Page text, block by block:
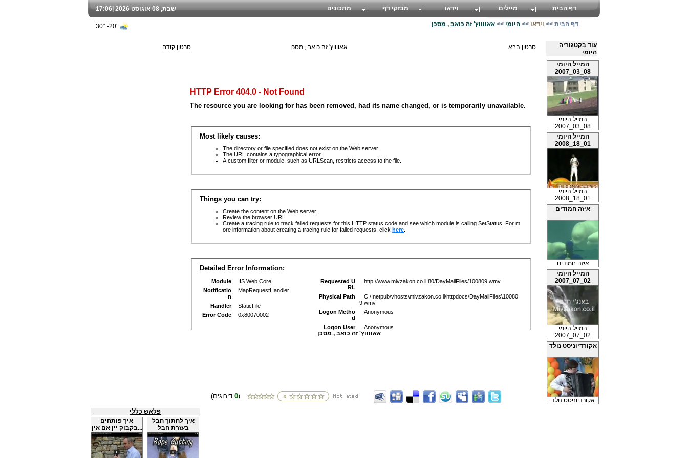
סרטון קודם אאווווץ' זה כואב , מסכן סרטון הבא
אאווווץ' זה כואב , מסכן
0)
עוד בקטגוריה
היומי
המייל היומי
08_03_2007
המייל היומי
08_03_2007
המייל היומי
01_18_2008
המייל היומי
01_18_2008
איזה חמודים
איזה חמודים
המייל היומי
02_07_2007
המייל היומי
02_07_2007
אקורדיוניסט נולד
אקורדיוניסט נולד
פלאש כללי
איך פותחים
בקבוק יין אם אין...
איך לחתוך חבל
בעזרת חבל
17:06 שבת, 08 אוגוסט 2026 | דף הבית מיילים וידאו מבזקי דף מתכונים
20°- 30° דף הבית >> וידאו >> היומי >> אאווווץ' זה כואב , מסכן